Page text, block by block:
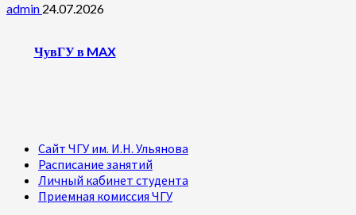
admin 24.07.2026
ЧувГУ в MAX
Сайт ЧГУ им. И.Н. Ульянова
Расписание занятий
Личный кабинет студента
Приемная комиссия ЧГУ